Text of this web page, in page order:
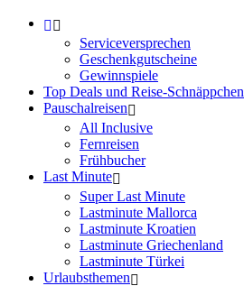
Serviceversprechen
Geschenkgutscheine
Gewinnspiele
Top Deals und Reise-Schnäppchen
Pauschalreisen
All Inclusive
Fernreisen
Frühbucher
Last Minute
Super Last Minute
Lastminute Mallorca
Lastminute Kroatien
Lastminute Griechenland
Lastminute Türkei
Urlaubsthemen